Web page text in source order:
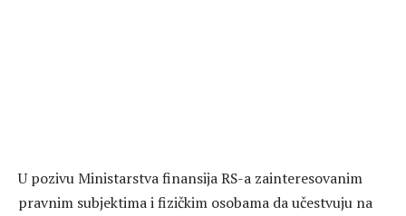
U pozivu Ministarstva finansija RS-a zainteresovanim
pravnim subjektima i fizičkim osobama da učestvuju na